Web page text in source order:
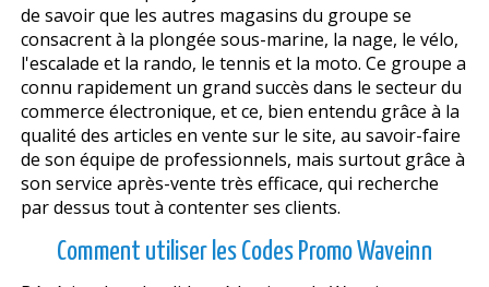
de savoir que les autres magasins du groupe se
consacrent à la plongée sous-marine, la nage, le vélo,
l'escalade et la rando, le tennis et la moto. Ce groupe a
connu rapidement un grand succès dans le secteur du
commerce électronique, et ce, bien entendu grâce à la
qualité des articles en vente sur le site, au savoir-faire
de son équipe de professionnels, mais surtout grâce à
son service après-vente très efficace, qui recherche
par dessus tout à contenter ses clients.
Comment utiliser les Codes Promo Waveinn